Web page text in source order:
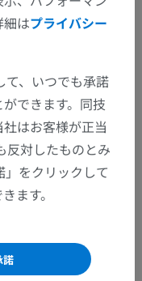
はプライバシー
て、いつでも承諾
できます。同技
はお客様が正当
反対したものとみ
をクリックして
ます。
諾